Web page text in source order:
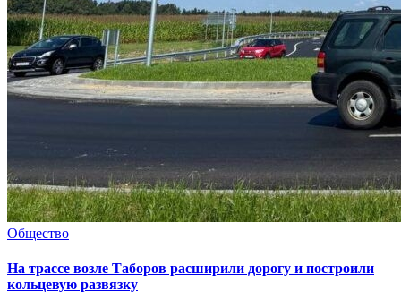
Общество
На трассе возле Таборов расширили дорогу и построили
кольцевую развязку